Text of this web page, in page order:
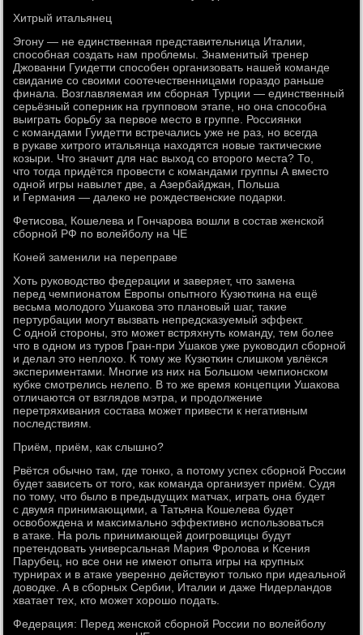
Хитрый итальянец
Эгону — не единственная представительница Италии,
способная создать нам проблемы. Знаменитый тренер
Джованни Гуидетти способен организовать нашей команде
свидание со своими соотечественницами гораздо раньше
финала. Возглавляемая им сборная Турции — единственный
серьёзный соперник на групповом этапе, но она способна
выиграть борьбу за первое место в группе. Россиянки
с командами Гуидетти встречались уже не раз, но всегда
в рукаве хитрого итальянца находятся новые тактические
козыри. Что значит для нас выход со второго места? То,
что тогда придётся провести с командами группы А вместо
одной игры навылет две, а Азербайджан, Польша
и Германия — далеко не рождественские подарки.
Фетисова, Кошелева и Гончарова вошли в состав женской
сборной РФ по волейболу на ЧЕ
Коней заменили на переправе
Хоть руководство федерации и заверяет, что замена
перед чемпионатом Европы опытного Кузюткина на ещё
весьма молодого Ушакова это плановый шаг, такие
пертурбации могут вызвать непредсказуемый эффект.
С одной стороны, это может встряхнуть команду, тем более
что в одном из туров Гран-при Ушаков уже руководил сборной
и делал это неплохо. К тому же Кузюткин слишком увлёкся
экспериментами. Многие из них на Большом чемпионском
кубке смотрелись нелепо. В то же время концепции Ушакова
отличаются от взглядов мэтра, и продолжение
перетряхивания состава может привести к негативным
последствиям.
Приём, приём, как слышно?
Рвётся обычно там, где тонко, а потому успех сборной России
будет зависеть от того, как команда организует приём. Судя
по тому, что было в предыдущих матчах, играть она будет
с двумя принимающими, а Татьяна Кошелева будет
освобождена и максимально эффективно использоваться
в атаке. На роль принимающей доигровщицы будут
претендовать универсальная Мария Фролова и Ксения
Парубец, но все они не имеют опыта игры на крупных
турнирах и в атаке уверенно действуют только при идеальной
доводке. А в сборных Сербии, Италии и даже Нидерландов
хватает тех, кто может хорошо подать.
Федерация: Перед женской сборной России по волейболу